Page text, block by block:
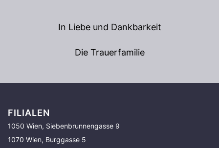
In Liebe und Dankbarkeit
Die Trauerfamilie
FILIALEN
1050 Wien, Siebenbrunnengasse 9
1070 Wien, Burggasse 5